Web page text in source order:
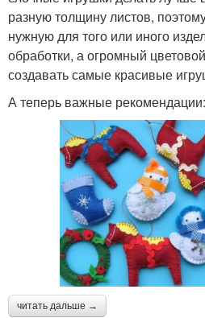
разную толщину листов,
нужную для того или иного
обработки, а огромный
создавать самые красивые
А теперь важные рекомендации:
читать дальше →